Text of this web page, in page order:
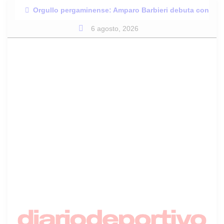
content
Orgullo pergaminense: Amparo Barbieri debuta con
6 agosto, 2026